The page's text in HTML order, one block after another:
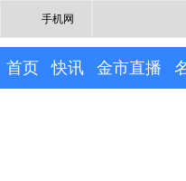
手机网
首页 快讯 金市直播